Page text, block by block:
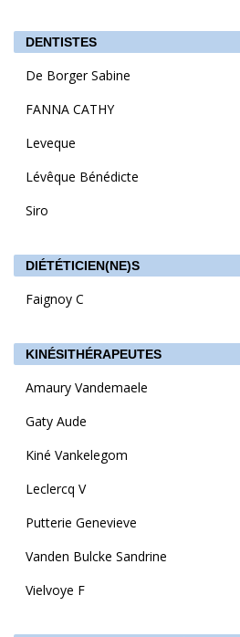
DENTISTES
De Borger Sabine
FANNA CATHY
Leveque
Lévêque Bénédicte
Siro
DIÉTÉTICIEN(NE)S
Faignoy C
KINÉSITHÉRAPEUTES
Amaury Vandemaele
Gaty Aude
Kiné Vankelegom
Leclercq V
Putterie Genevieve
Vanden Bulcke Sandrine
Vielvoye F